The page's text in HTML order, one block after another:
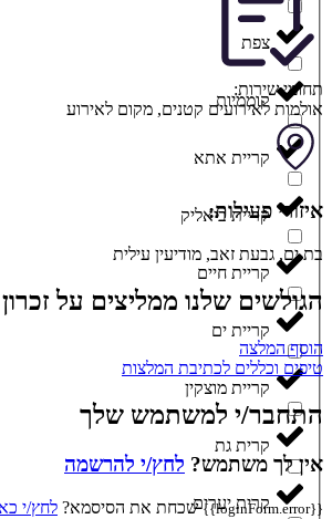
צפת
קוממיות
קריית אתא
קריית ביאליק
קריית חיים
קריית ים
קריית מוצקין
קרית גת
קרית יערים
תחומי שירות:
אולמות לאירועים קטנים, מקום לאירוע
איזורי פעילות:
בת ים, גבעת זאב, מודיעין עילית
הגולשים שלנו ממליצים על
הוסף המלצה
טיפים וכללים לכתיבת המלצות
התחבר/י למשתמש שלך
אין לך משתמש? לחץ/י להרשמה
{{loginForm.error}} שכחת את הסיסמא? לחץ/י